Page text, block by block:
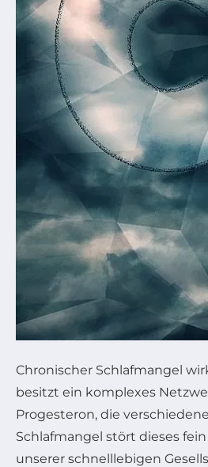
Chronischer Schlafmangel
besitzt ein komplexes
Progesteron, die
Schlafmangel stört dieses
unserer schnelllebigen